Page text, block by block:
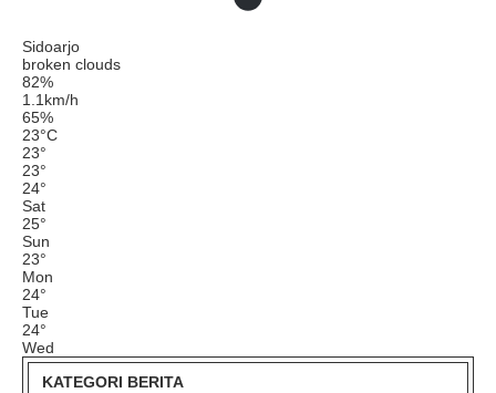
Sidoarjo
broken clouds
82%
1.1km/h
65%
23°C
23°
23°
24°
Sat
25°
Sun
23°
Mon
24°
Tue
24°
Wed
KATEGORI BERITA